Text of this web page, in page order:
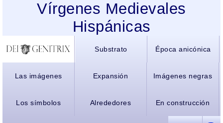
Vírgenes Medievales
Hispánicas
Substrato Época anicónica
Las imágenes Expansión Imágenes negras
Los símbolos Alrededores En construcción